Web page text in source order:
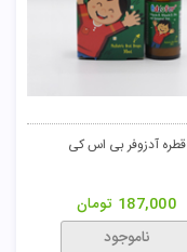
قطره آدزوفر بی اس کی
187,000 تومان
ناموجود